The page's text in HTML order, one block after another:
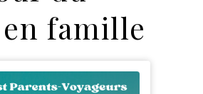
famille